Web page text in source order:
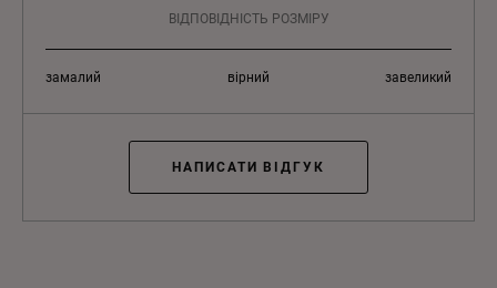
ВІДПОВІДНІСТЬ РОЗМІРУ
замалий вірний завеликий
НАПИСАТИ ВІДГУК